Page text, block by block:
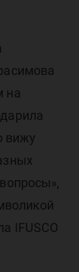
на
вижу
IFUSCO